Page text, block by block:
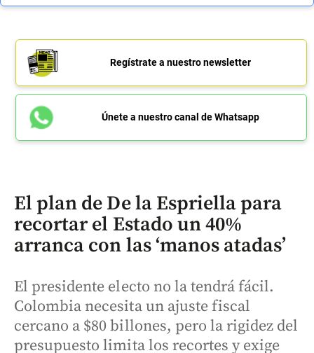
Regístrate a nuestro newsletter
Únete a nuestro canal de Whatsapp
El plan de De la Espriella para
recortar el Estado un 40%
arranca con las ‘manos atadas’
El presidente electo no la tendrá fácil.
Colombia necesita un ajuste fiscal
cercano a $80 billones, pero la rigidez del
presupuesto limita los recortes y exige